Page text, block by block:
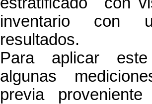
inventario con
resultados.
Para aplicar
algunas
previa